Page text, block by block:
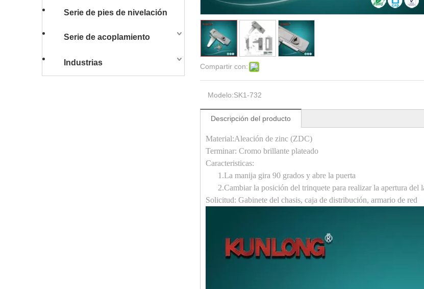
Serie de pies de nivelación
Serie de acoplamiento
Industrias Compartir con:
Modelo:SK1-732
Descripción del producto
Material:Aleación de zinc (ZDC)
Terminar: Cromo brillante plateado
Caracteristicas:
1.La manija gira 90 grados y abre la puerta
2.Cambiar la posición del trinquete para realizar la apertura del
Solicitud: Gabinete del chasis, caja de distribución, armario de red